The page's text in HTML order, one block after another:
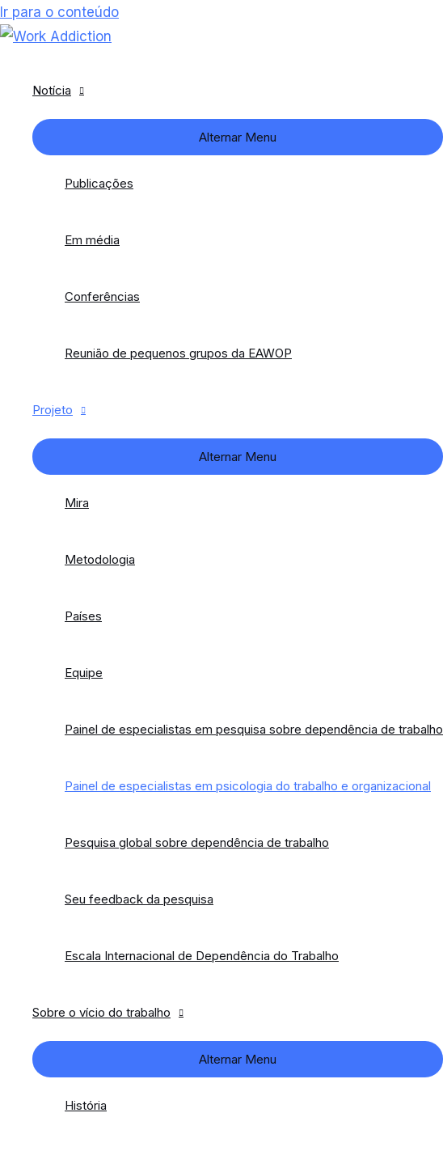
Ir para o conteúdo
Notícia
Alternar Menu
Publicações
Em média
Conferências
Reunião de pequenos grupos da EAWOP
Projeto
Alternar Menu
Mira
Metodologia
Países
Equipe
Painel de especialistas em pesquisa sobre dependência de trabalho
Painel de especialistas em psicologia do trabalho e organizacional
Pesquisa global sobre dependência de trabalho
Seu feedback da pesquisa
Escala Internacional de Dependência do Trabalho
Sobre o vício do trabalho
Alternar Menu
História